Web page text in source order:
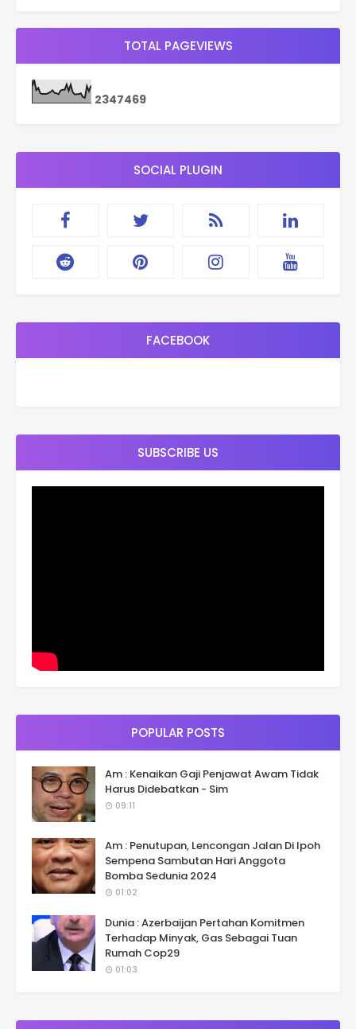
TOTAL PAGEVIEWS
2347469
SOCIAL PLUGIN
FACEBOOK
SUBSCRIBE US
POPULAR POSTS
Am : Kenaikan Gaji Penjawat Awam Tidak
Harus Didebatkan - Sim
09:11
Am : Penutupan, Lencongan Jalan Di Ipoh
Sempena Sambutan Hari Anggota
Bomba Sedunia 2024
01:02
Dunia : Azerbaijan Pertahan Komitmen
Terhadap Minyak, Gas Sebagai Tuan
Rumah Cop29
01:03